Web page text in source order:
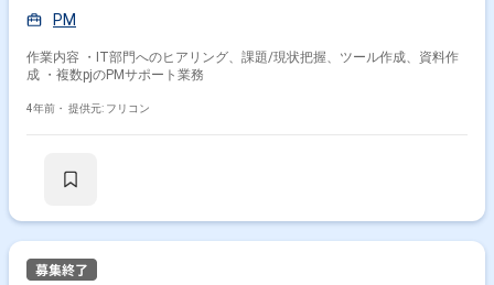
PM
作業内容 ・IT部門へのヒアリング、課題/現状把握、ツール作成、資料作
成 ・複数pjのPMサポート業務
4年前・ 提供元: フリコン